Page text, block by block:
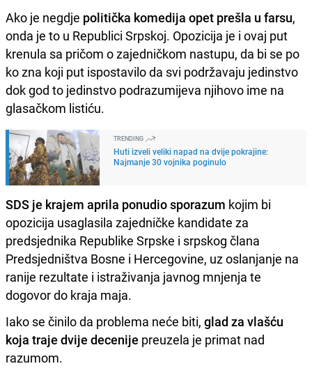
Ako je negdje politička komedija opet prešla u farsu,
onda je to u Republici Srpskoj. Opozicija je i ovaj put
krenula sa pričom o zajedničkom nastupu, da bi se po
ko zna koji put ispostavilo da svi podržavaju jedinstvo
dok god to jedinstvo podrazumijeva njihovo ime na
glasačkom listiću.
TRENDING
Huti izveli veliki napad na dvije pokrajine:
Najmanje 30 vojnika poginulo
SDS je krajem aprila ponudio sporazum kojim bi
opozicija usaglasila zajedničke kandidate za
predsjednika Republike Srpske i srpskog člana
Predsjedništva Bosne i Hercegovine, uz oslanjanje na
ranije rezultate i istraživanja javnog mnjenja te
dogovor do kraja maja.
Iako se činilo da problema neće biti, glad za vlašću
koja traje dvije decenije preuzela je primat nad
razumom.